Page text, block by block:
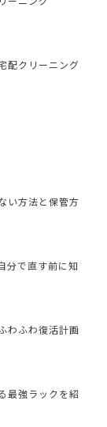
配クリーニング
い方法と保管方
分で直す前に知
わふわ復活計画
最強ラックを紹